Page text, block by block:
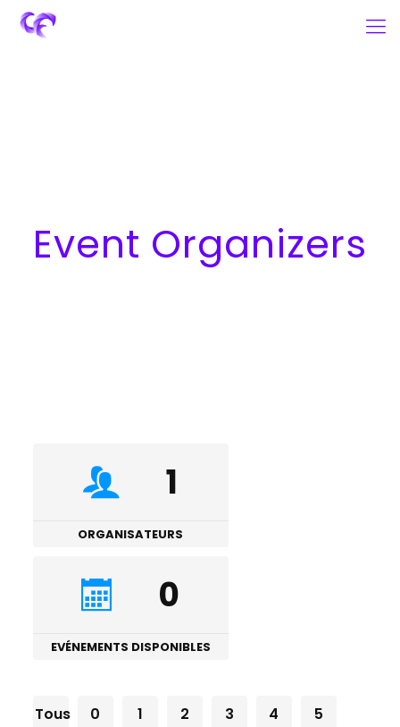
Event Organizers
1
ORGANISATEURS
0
EVÉNEMENTS DISPONIBLES
Tous 0 1 2 3 4 5